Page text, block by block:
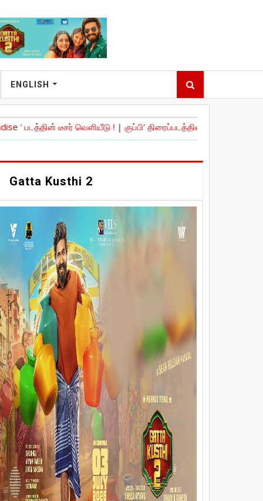
ENGLISH
டீசர் வெளியீடு !|குப்பி’ திரைப்படத்தின் 10ஆம் ஆண்டு நிறைவு
Gatta Kusthi 2